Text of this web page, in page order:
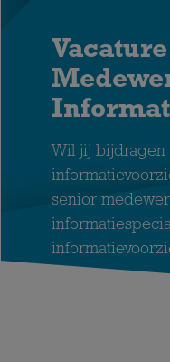
Wil jij bijdragen
senior